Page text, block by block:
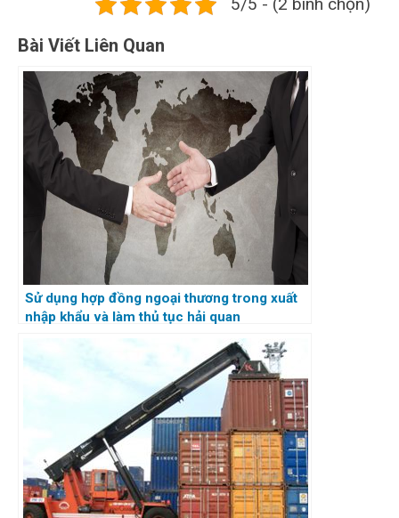
5/5 - (2 bình chọn)
Bài Viết Liên Quan
Sử dụng hợp đồng ngoại thương trong xuất
nhập khẩu và làm thủ tục hải quan